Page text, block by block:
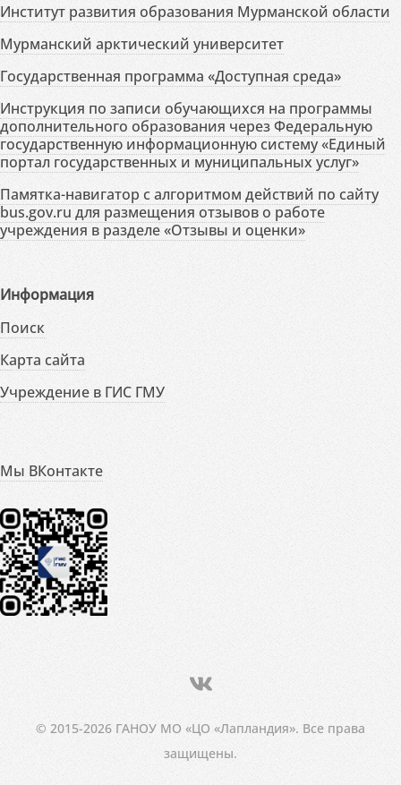
Институт развития образования Мурманской области
Мурманский арктический университет
Государственная программа «Доступная среда»
Инструкция по записи обучающихся на программы
дополнительного образования через Федеральную
государственную информационную систему «Единый
портал государственных и муниципальных услуг»
Памятка-навигатор с алгоритмом действий по сайту
bus.gov.ru для размещения отзывов о работе
учреждения в разделе «Отзывы и оценки»
Информация
Поиск
Карта сайта
Учреждение в ГИС ГМУ
Мы ВКонтакте
© 2015-2026 ГАНОУ МО «ЦО «Лапландия». Все права
защищены.